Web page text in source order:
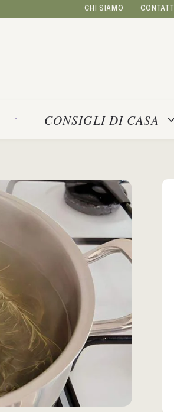
CHI SIAMO CONTATTI
CONSIGLI DI CASA